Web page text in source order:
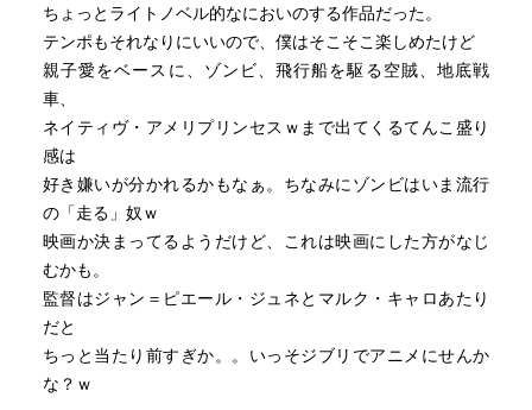
ちょっとライトノベル的なにおいのする作品だった。
テンポもそれなりにいいので、僕はそこそこ楽しめたけど
親子愛をベースに、ゾンビ、飛行船を駆る空賊、地底戦
車、
ネイティヴ・アメリプリンセスｗまで出てくるてんこ盛り
感は
好き嫌いが分かれるかもなぁ。ちなみにゾンビはいま流行
の「走る」奴ｗ
映画か決まってるようだけど、これは映画にした方がなじ
むかも。
監督はジャン＝ピエール・ジュネとマルク・キャロあたり
だと
ちっと当たり前すぎか。。いっそジブリでアニメにせんか
な？ｗ